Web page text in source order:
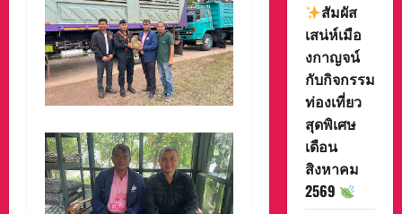
สัมผัส
เสน่ห์เมือ
งกาญจน์
กับกิจกรรม
ท่องเที่ยว
สุดพิเศษ
เดือน
สิงหาคม
2569